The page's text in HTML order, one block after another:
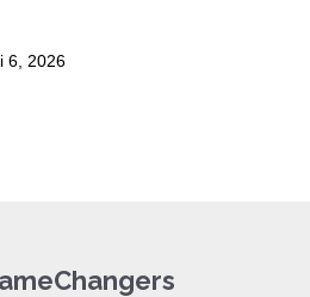
6, 2026